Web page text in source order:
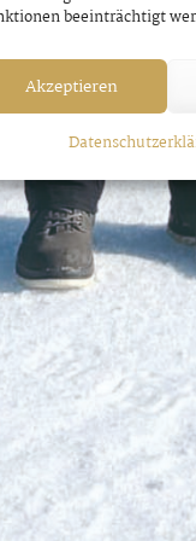
beeinträchtigt
Akzeptieren